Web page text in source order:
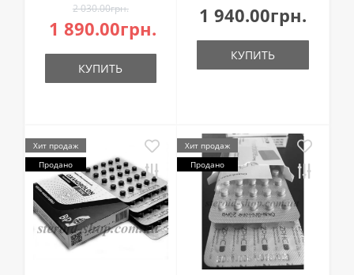
2 030.00грн.
1 890.00грн.
КУПИТЬ
1 940.00грн.
КУПИТЬ
Хит продаж
Продано
Хит продаж
Продано